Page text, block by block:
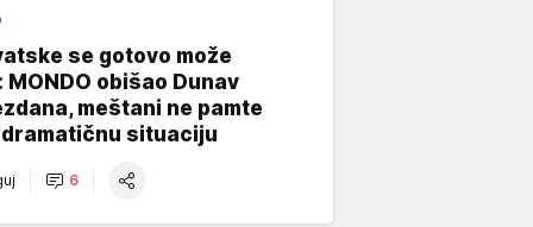
se gotovo može
MONDO obišao Dunav
meštani ne pamte
situaciju
6